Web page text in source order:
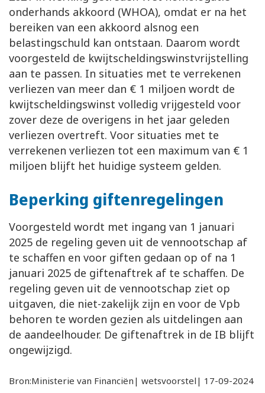
onderhands akkoord (WHOA), omdat er na het
bereiken van een akkoord alsnog een
belastingschuld kan ontstaan. Daarom wordt
voorgesteld de kwijtscheldingswinstvrijstelling
aan te passen. In situaties met te verrekenen
verliezen van meer dan € 1 miljoen wordt de
kwijtscheldingswinst volledig vrijgesteld voor
zover deze de overigens in het jaar geleden
verliezen overtreft. Voor situaties met te
verrekenen verliezen tot een maximum van € 1
miljoen blijft het huidige systeem gelden.
Beperking giftenregelingen
Voorgesteld wordt met ingang van 1 januari
2025 de regeling geven uit de vennootschap af
te schaffen en voor giften gedaan op of na 1
januari 2025 de giftenaftrek af te schaffen. De
regeling geven uit de vennootschap ziet op
uitgaven, die niet-zakelijk zijn en voor de Vpb
behoren te worden gezien als uitdelingen aan
de aandeelhouder. De giftenaftrek in de IB blijft
ongewijzigd.
Bron:Ministerie van Financiën| wetsvoorstel| 17-09-2024